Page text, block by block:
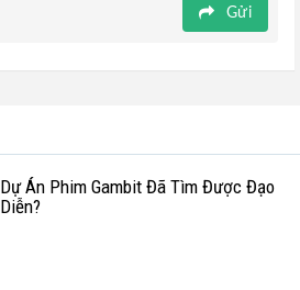
Gửi
Dự Án Phim Gambit Đã Tìm Được Đạo
Diễn?